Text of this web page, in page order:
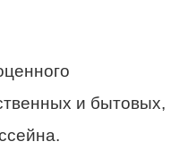
и бытовых,